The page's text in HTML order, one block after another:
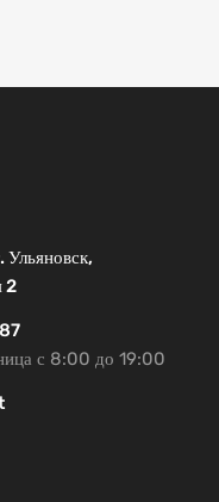
2
с 8:00 до 19:00